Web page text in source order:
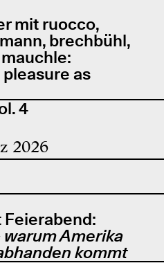
mit ruocco,
brechbühl,
as
4
2026
Feierabend:
Amerika
kommt